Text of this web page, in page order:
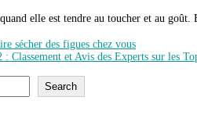
elle est tendre au toucher et au
sécher des figues chez vous
Classement et Avis des Experts sur les
Search